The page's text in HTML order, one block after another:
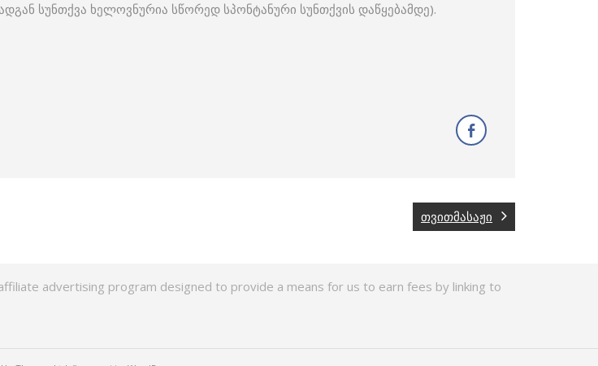
სუნთქვა ხელოვნურია სწორედ სპონტანური სუნთქვის დაწყებამდე).
თვითმასაჟი
advertising program designed to provide a means for us to earn fees by linking to